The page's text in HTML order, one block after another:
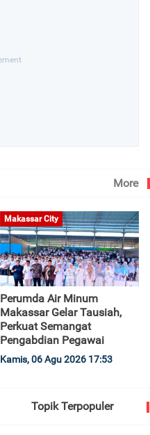
More
Makassar City
Perumda Air Minum
Makassar Gelar Tausiah,
Perkuat Semangat
Pengabdian Pegawai
Kamis, 06 Agu 2026 17:53
Topik Terpopuler